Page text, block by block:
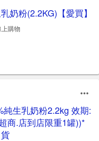
奶粉(2.2KG)【愛買】
購物
純生乳奶粉2.2kg 效期:
商.店到店限重1罐))*